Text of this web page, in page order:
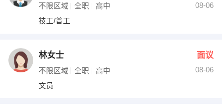
不限区域 全职 高中
08-06
技工/普工
林女士 面议
不限区域 全职 高中
08-06
文员